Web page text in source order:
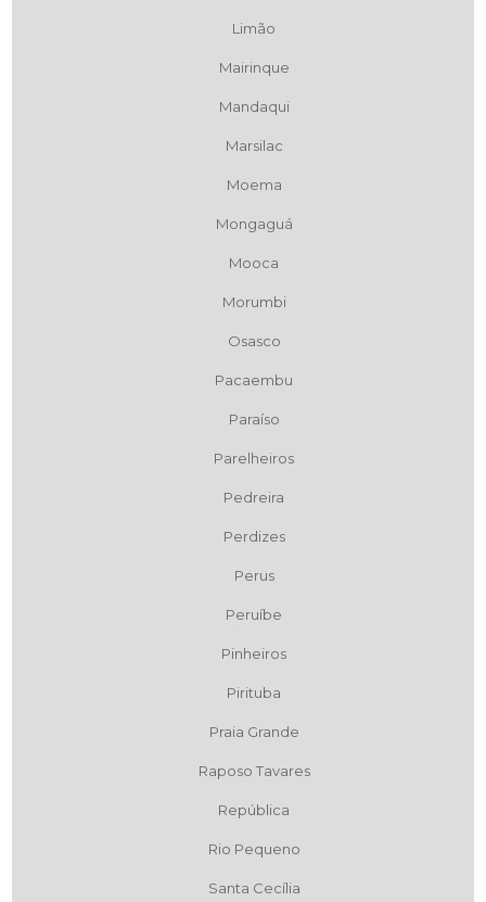
Limão
Mairinque
Mandaqui
Marsilac
Moema
Mongaguá
Mooca
Morumbi
Osasco
Pacaembu
Paraíso
Parelheiros
Pedreira
Perdizes
Perus
Peruíbe
Pinheiros
Pirituba
Praia Grande
Raposo Tavares
República
Rio Pequeno
Santa Cecília